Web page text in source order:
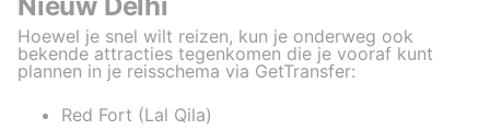
Hoewel je snel wilt reizen, kun je onderweg ook
bekende attracties tegenkomen die je vooraf kunt
plannen in je reisschema via GetTransfer:
Red Fort (Lal Qila)